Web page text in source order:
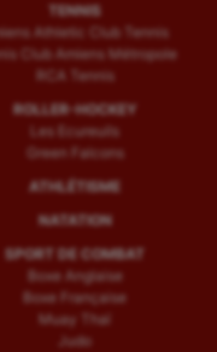
TENNIS
Athletic Club Tennis
Club Amiens Métropole
RCA Tennis
ROLLER-HOCKEY
Les Ecureuils
Green Falcons
ATHLÉTISME
NATATION
SPORT DE COMBAT
Boxe Anglaise
Boxe Française
Muay Thaï
Judo